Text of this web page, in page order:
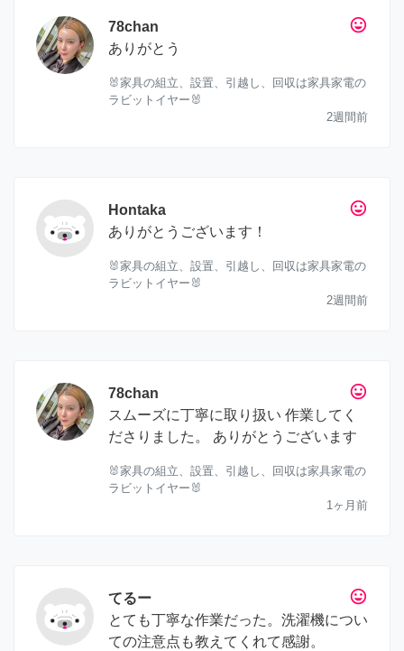
tag_faces
78chan
ありがとう
🐰家具の組立、設置、引越し、回収は家具家電の
ラビットイヤー🐰
2週間前
tag_faces
Hontaka
ありがとうございます！
🐰家具の組立、設置、引越し、回収は家具家電の
ラビットイヤー🐰
2週間前
tag_faces
78chan
スムーズに丁寧に取り扱い 作業してく
ださりました。 ありがとうございます
🐰家具の組立、設置、引越し、回収は家具家電の
ラビットイヤー🐰
1ヶ月前
tag_faces
てるー
とても丁寧な作業だった。洗濯機につい
ての注意点も教えてくれて感謝。